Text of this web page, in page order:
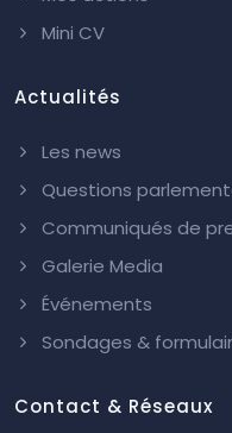
Mini CV
Actualités
Les news
Questions
Communiqués de
Galerie Media
Événements
Sondages &
Contact & Réseaux